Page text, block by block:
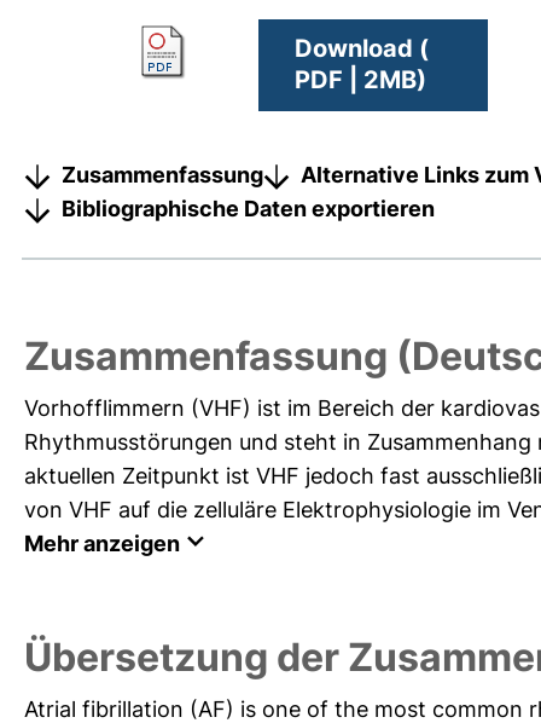
Download (
PDF | 2MB)
Zusammenfassung
Alternative Links zum
Bibliographische Daten exportieren
Zusammenfassung
Vorhofflimmern (VHF) ist im Bereich der
Rhythmusstörungen und steht in
aktuellen Zeitpunkt ist VHF jedoch fast
von VHF auf die zelluläre Elektrophysiologie im
Mehr anzeigen
Übersetzung der
Atrial fibrillation (AF) is one of the most common